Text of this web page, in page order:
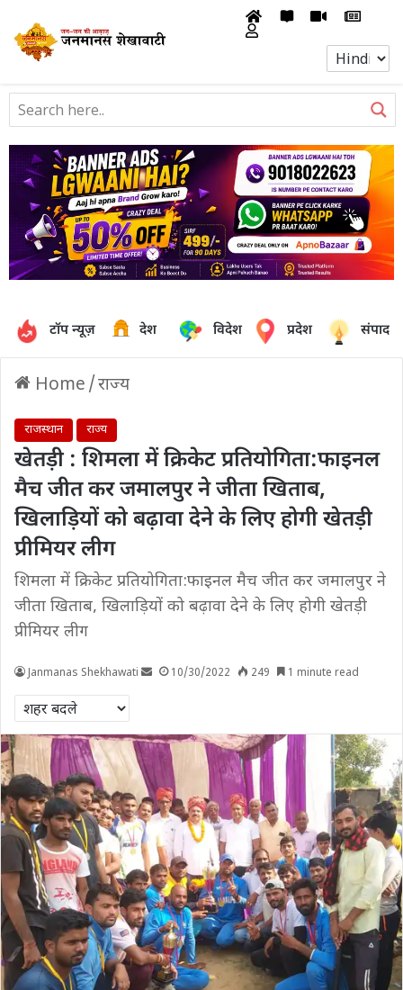
टॉप न्यूज़ देश विदेश प्रदेश
Home /राज्य
राजस्थान राज्य
खेतड़ी : शिमला में क्रिकेट प्रतियोगिता:फाइनल
मैच जीत कर जमालपुर ने जीता खिताब,
खिलाड़ियों को बढ़ावा देने के लिए होगी खेतड़ी
प्रीमियर लीग
शिमला में क्रिकेट प्रतियोगिता:फाइनल मैच जीत कर जमालपुर ने
जीता खिताब, खिलाड़ियों को बढ़ावा देने के लिए होगी खेतड़ी
प्रीमियर लीग
Janmanas Shekhawati 10/30/2022 249 1 minute read